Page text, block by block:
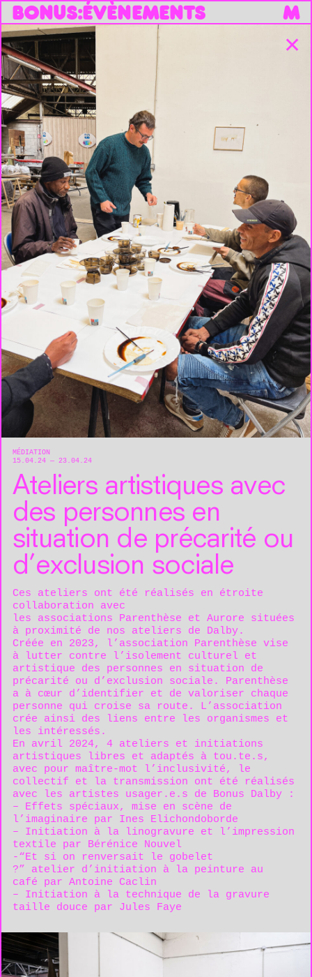
BONUS:ÉVÈNEMENTS M
✕
MÉDIATION
15.04.24 — 23.04.24
Ateliers artistiques avec
des personnes en
situation de précarité ou
d’exclusion sociale
Ces ateliers ont été réalisés en étroite
collaboration avec
les associations Parenthèse et Aurore situées
à proximité de nos ateliers de Dalby.
Créée en 2023, l’association Parenthèse vise
à lutter contre l’isolement culturel et
artistique des personnes en situation de
précarité ou d’exclusion sociale. Parenthèse
a à cœur d’identifier et de valoriser chaque
personne qui croise sa route. L’association
crée ainsi des liens entre les organismes et
les intéressés.
En avril 2024, 4 ateliers et initiations
artistiques libres et adaptés à tou.te.s,
avec pour maître-mot l’inclusivité, le
collectif et la transmission ont été réalisés
avec les artistes usager.e.s de Bonus Dalby :
– Effets spéciaux, mise en scène de
l’imaginaire par Ines Elichondoborde
– Initiation à la linogravure et l’impression
textile par Bérénice Nouvel
-“Et si on renversait le gobelet
?” atelier d’initiation à la peinture au
café par Antoine Caclin
– Initiation à la technique de la gravure
taille douce par Jules Faye